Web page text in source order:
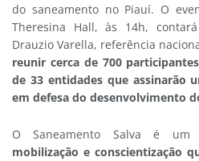
do saneamento no Piauí. O
Theresina Hall, às 14h,
Drauzio Varella, referência
reunir cerca de 700
de 33 entidades que assinarão
em defesa do desenvolvimento
O Saneamento Salva é um
mobilização e conscientização